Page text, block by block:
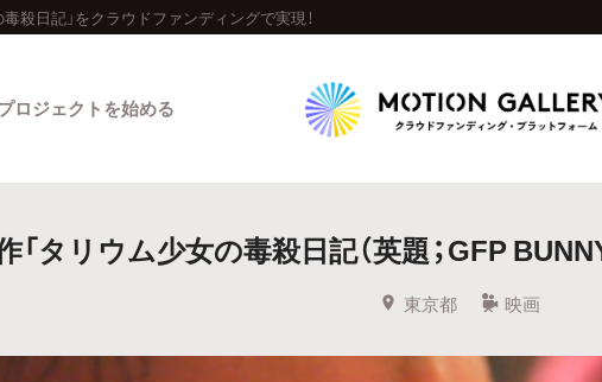
殺日記」をクラウドファンディングで実現！
人気のプロジェクト 新着プロジェクト 終
Feature
ロジェクトを始める
タリウム少女の毒殺日記（英題；GFP
東京都 映画